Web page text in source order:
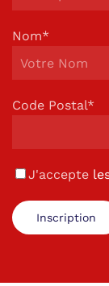
Nom*
Code Postal*
J'accepte